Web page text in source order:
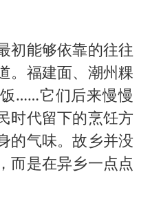
初能够依靠的往往
。福建面、潮州粿
……它们后来慢慢
时代留下的烹饪方
的气味。故乡并没
而是在异乡一点点